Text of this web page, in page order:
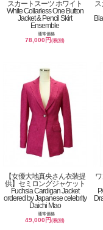
スカートスーツ ホワイト
White Collarless One Button
Jacket & Pencil Skirt
Ensemble
通常価格
78,000円(税別)
ス
【女優大地真央さん衣装提
供】セミロングジャケット
Fuchsia Cardigan Jacket
ordered by Japanese celebrity
Daichi Mao
通常価格
49,000円(税別)